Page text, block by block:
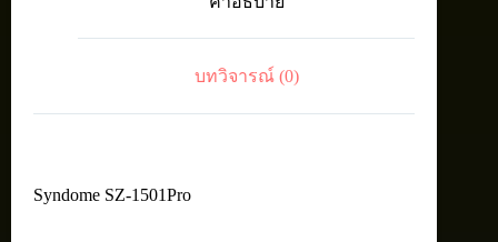
บทวิจารณ์ (0)
Syndome SZ-1501Pro